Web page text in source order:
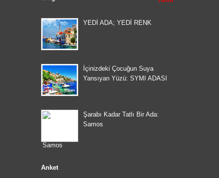
YEDİ ADA; YEDİ RENK
İçinizdeki Çocuğun Suya
Yansıyan Yüzü: SYMI ADASI
Şarabı Kadar Tatlı Bir Ada:
Samos
Anket